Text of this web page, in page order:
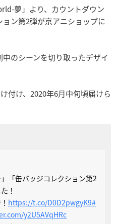
夢」より、カウントダウン
ン第2弾が京アニショップに
のシーンを切り取ったデザイ
付け、2020年6月中旬頃届けら
「缶バッジコレクション第2
！
https://t.co/D0D2pwgyK9#
y2U5AVqHRc